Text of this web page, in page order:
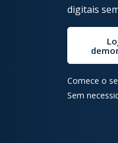
digitais
Comece o
Sem